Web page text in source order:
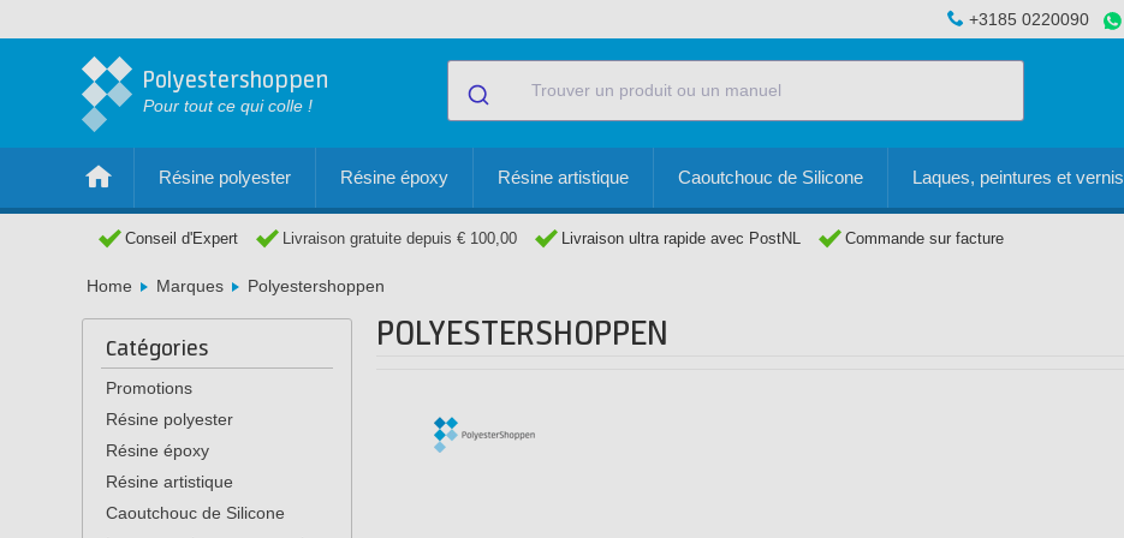
+3185 0220090
Polyestershoppen
Pour tout ce qui colle !
Résine polyester Résine époxy Résine artistique Caoutchouc de Silicone Laques, peintures et vernis
Conseil d'Expert Livraison gratuite depuis € 100,00 Livraison ultra rapide avec PostNL Commande sur facture
Home Marques Polyestershoppen
Catégories
Promotions
Résine polyester
Résine époxy
Résine artistique
Caoutchouc de Silicone
POLYESTERSHOPPEN